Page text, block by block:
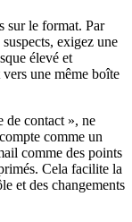
sur le format. Par
exigez une
élevé et
une même boîte
de contact », ne
comme un
comme des points
Cela facilite la
et des changements